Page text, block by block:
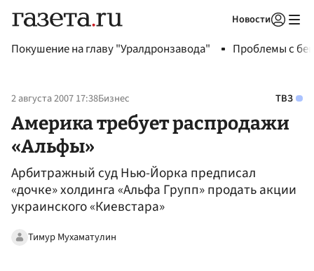
Новости
Покушение на главу "Уралдронзавода" Проблемы с
2 августа 2007 17:38Бизнес ТВЗ
Америка требует распродажи
«Альфы»
Арбитражный суд Нью-Йорка предписал
«дочке» холдинга «Альфа Групп» продать акции
украинского «Киевстара»
Тимур Мухаматулин